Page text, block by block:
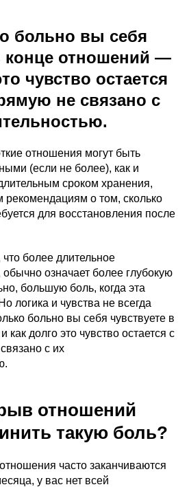
больно вы себя
конце отношений —
чувство остается
не связано с
отношения могут быть
(если не более), как и
сроком хранения,
рекомендациям о том, сколько
для восстановления после
более длительное
обычно означает более глубокую
большую боль, когда эта
логика и чувства не всегда
больно вы себя чувствуете в
долго это чувство остается с
с их
отношений
такую боль?
часто заканчиваются
у вас нет всей